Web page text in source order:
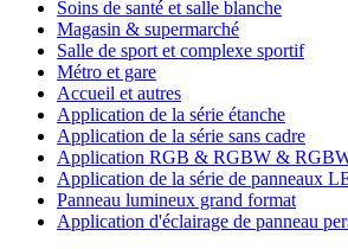
Soins de santé et salle blanche
Magasin & supermarché
Salle de sport et complexe sportif
Métro et gare
Accueil et autres
Application de la série étanche
Application de la série sans cadre
Application RGB & RGBW &
Application de la série de panneaux
Panneau lumineux grand format
Application d'éclairage de panneau